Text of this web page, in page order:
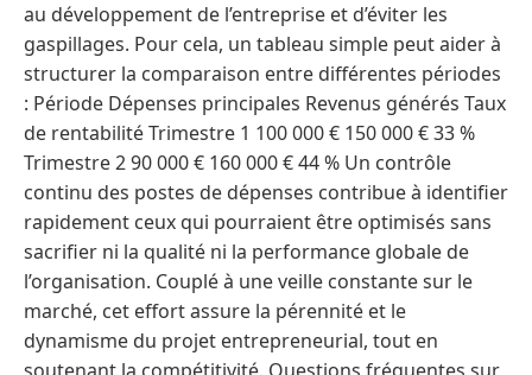
au développement de l’entreprise et d’éviter les
gaspillages. Pour cela, un tableau simple peut aider à
structurer la comparaison entre différentes périodes
: Période Dépenses principales Revenus générés Taux
de rentabilité Trimestre 1 100 000 € 150 000 € 33 %
Trimestre 2 90 000 € 160 000 € 44 % Un contrôle
continu des postes de dépenses contribue à identifier
rapidement ceux qui pourraient être optimisés sans
sacrifier ni la qualité ni la performance globale de
l’organisation. Couplé à une veille constante sur le
marché, cet effort assure la pérennité et le
dynamisme du projet entrepreneurial, tout en